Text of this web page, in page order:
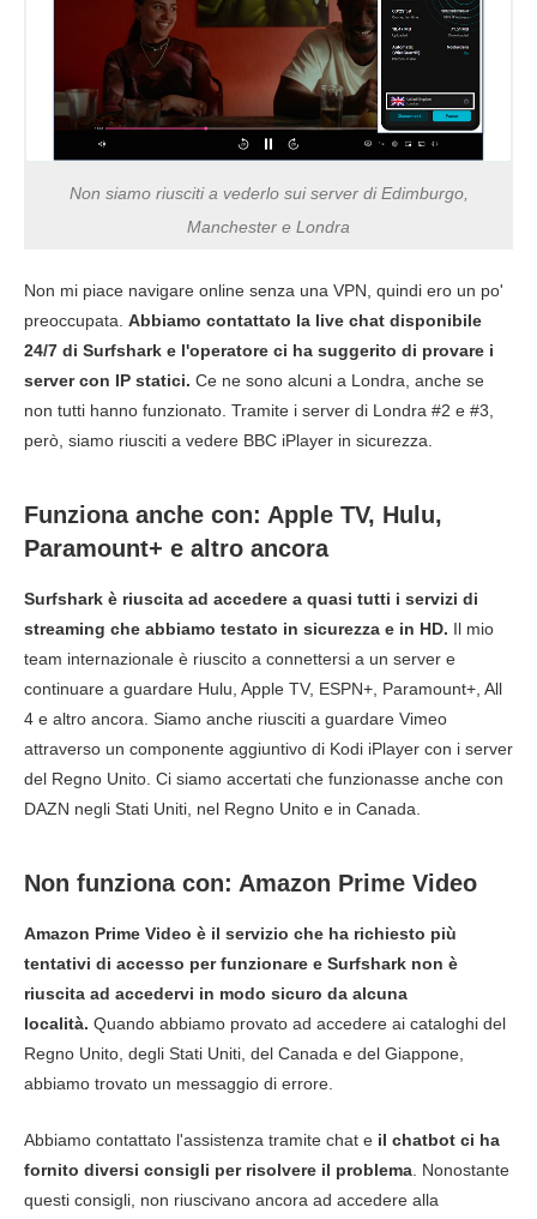
Non siamo riusciti a vederlo sui server di Edimburgo,
Manchester e Londra
Non mi piace navigare online senza una VPN, quindi ero un po'
preoccupata. Abbiamo contattato la live chat disponibile
24/7 di Surfshark e l'operatore ci ha suggerito di provare i
server con IP statici. Ce ne sono alcuni a Londra, anche se
non tutti hanno funzionato. Tramite i server di Londra #2 e #3,
però, siamo riusciti a vedere BBC iPlayer in sicurezza.
Funziona anche con: Apple TV, Hulu,
Paramount+ e altro ancora
Surfshark è riuscita ad accedere a quasi tutti i servizi di
streaming che abbiamo testato in sicurezza e in HD. Il mio
team internazionale è riuscito a connettersi a un server e
continuare a guardare Hulu, Apple TV, ESPN+, Paramount+, All
4 e altro ancora. Siamo anche riusciti a guardare Vimeo
attraverso un componente aggiuntivo di Kodi iPlayer con i server
del Regno Unito. Ci siamo accertati che funzionasse anche con
DAZN negli Stati Uniti, nel Regno Unito e in Canada.
Non funziona con: Amazon Prime Video
Amazon Prime Video è il servizio che ha richiesto più
tentativi di accesso per funzionare e Surfshark non è
riuscita ad accedervi in modo sicuro da alcuna
località. Quando abbiamo provato ad accedere ai cataloghi del
Regno Unito, degli Stati Uniti, del Canada e del Giappone,
abbiamo trovato un messaggio di errore.
Abbiamo contattato l'assistenza tramite chat e il chatbot ci ha
fornito diversi consigli per risolvere il problema. Nonostante
questi consigli, non riuscivano ancora ad accedere alla